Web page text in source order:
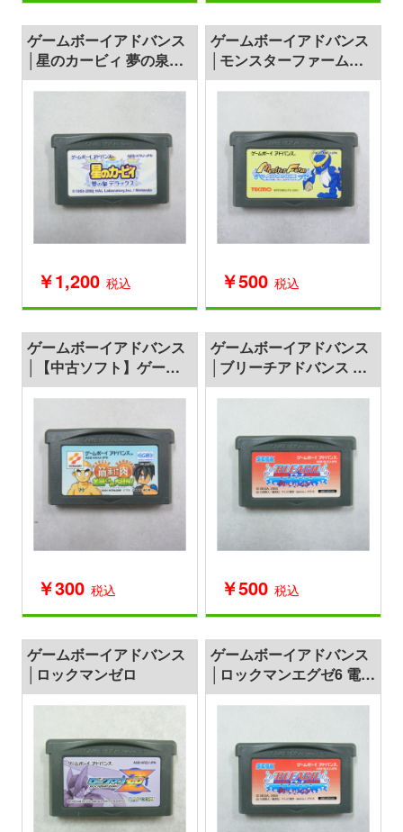
ゲームボーイアドバンス
│星のカービィ 夢の泉デ
ラックス
￥1,200 税込
ゲームボーイアドバンス
│モンスターファームア
ドバンス
￥500 税込
ゲームボーイアドバンス
│【中古ソフト】ゲーム
ボーイアドバンス│筋肉
￥300 税込
ゲームボーイアドバンス
│ブリーチアドバンス 紅
に染まる尸魂界
￥500 税込
ゲームボーイアドバンス
│ロックマンゼロ
ゲームボーイアドバンス
│ロックマンエグゼ6 電脳
獣グレイガ